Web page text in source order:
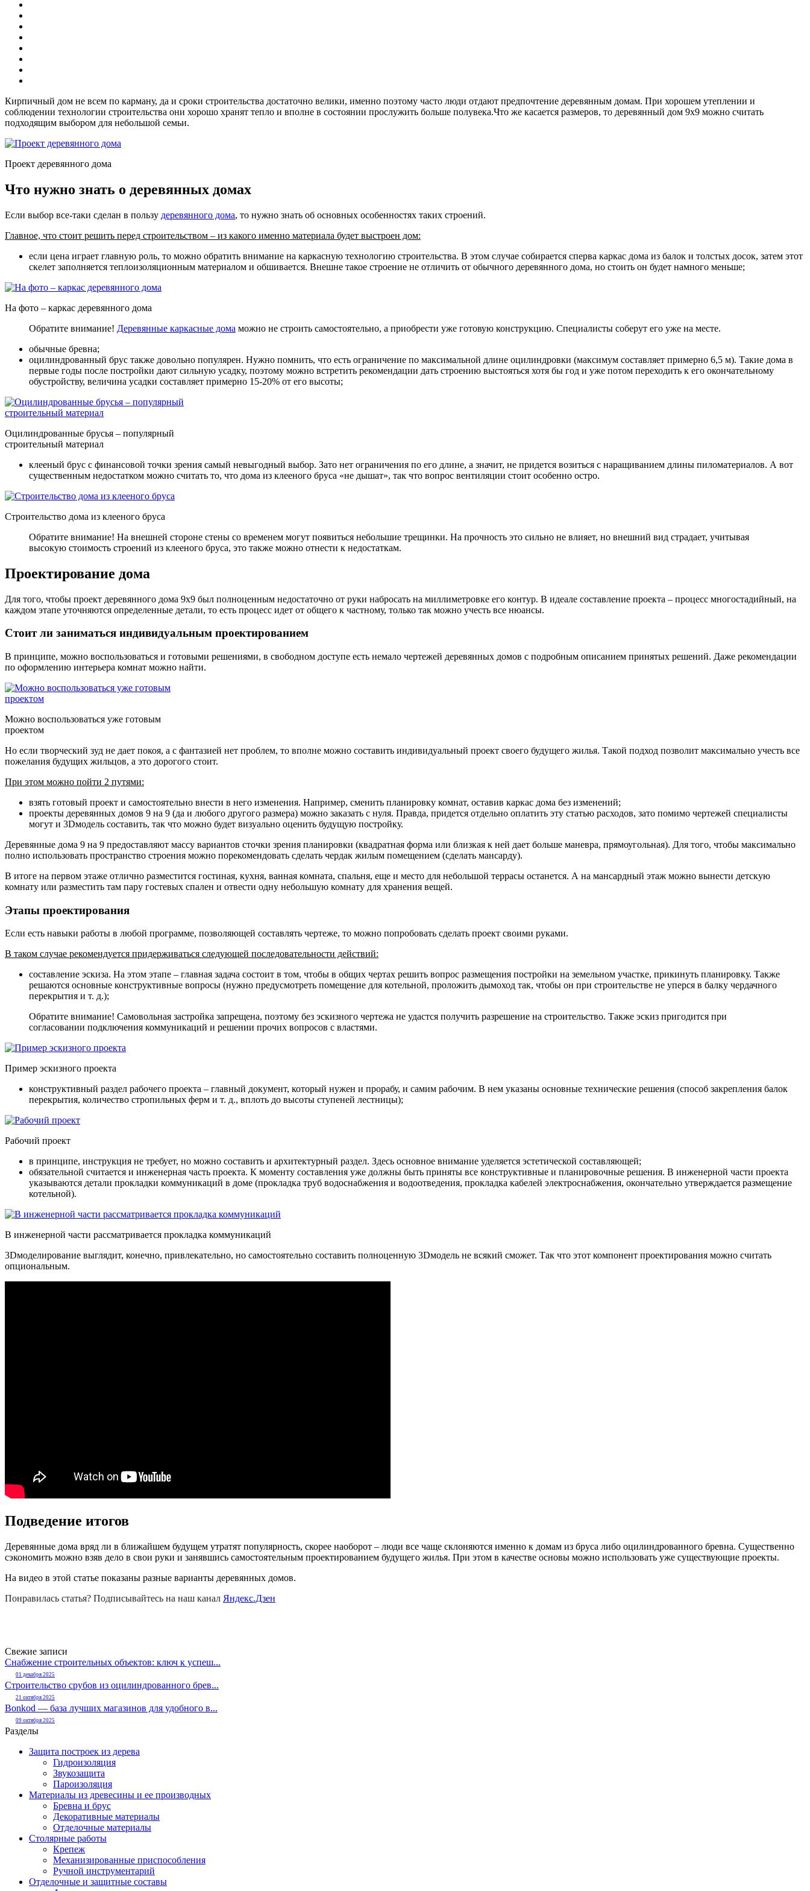
Кирпичный дом не всем по карману, да и сроки строительства достаточно велики, именно поэтому часто люди отдают предпочтение деревянным домам. При хорошем утеплении и
соблюдении технологии строительства они хорошо хранят тепло и вполне в состоянии прослужить больше полувека.Что же касается размеров, то деревянный дом 9х9 можно считать
подходящим выбором для небольшой семьи.
Проект деревянного дома
Что нужно знать о деревянных домах
Если выбор все-таки сделан в пользу деревянного дома, то нужно знать об основных особенностях таких строений.
Главное, что стоит решить перед строительством – из какого именно материала будет выстроен дом:
если цена играет главную роль, то можно обратить внимание на каркасную технологию строительства. В этом случае собирается сперва каркас дома из балок и толстых досок, затем этот
скелет заполняется теплоизоляционным материалом и обшивается. Внешне такое строение не отличить от обычного деревянного дома, но стоить он будет намного меньше;
На фото – каркас деревянного дома
Обратите внимание! Деревянные каркасные дома можно не строить самостоятельно, а приобрести уже готовую конструкцию. Специалисты соберут его уже на месте.
обычные бревна;
оцилиндрованный брус также довольно популярен. Нужно помнить, что есть ограничение по максимальной длине оцилиндровки (максимум составляет примерно 6,5 м). Такие дома в
первые годы после постройки дают сильную усадку, поэтому можно встретить рекомендации дать строению выстояться хотя бы год и уже потом переходить к его окончательному
обустройству, величина усадки составляет примерно 15-20% от его высоты;
Оцилиндрованные брусья – популярный
строительный материал
клееный брус с финансовой точки зрения самый невыгодный выбор. Зато нет ограничения по его длине, а значит, не придется возиться с наращиванием длины пиломатериалов. А вот
существенным недостатком можно считать то, что дома из клееного бруса «не дышат», так что вопрос вентиляции стоит особенно остро.
Строительство дома из клееного бруса
Обратите внимание! На внешней стороне стены со временем могут появиться небольшие трещинки. На прочность это сильно не влияет, но внешний вид страдает, учитывая
высокую стоимость строений из клееного бруса, это также можно отнести к недостаткам.
Проектирование дома
Для того, чтобы проект деревянного дома 9х9 был полноценным недостаточно от руки набросать на миллиметровке его контур. В идеале составление проекта – процесс многостадийный, на
каждом этапе уточняются определенные детали, то есть процесс идет от общего к частному, только так можно учесть все нюансы.
Стоит ли заниматься индивидуальным проектированием
В принципе, можно воспользоваться и готовыми решениями, в свободном доступе есть немало чертежей деревянных домов с подробным описанием принятых решений. Даже рекомендации
по оформлению интерьера комнат можно найти.
Можно воспользоваться уже готовым
проектом
Но если творческий зуд не дает покоя, а с фантазией нет проблем, то вполне можно составить индивидуальный проект своего будущего жилья. Такой подход позволит максимально учесть все
пожелания будущих жильцов, а это дорогого стоит.
При этом можно пойти 2 путями:
взять готовый проект и самостоятельно внести в него изменения. Например, сменить планировку комнат, оставив каркас дома без изменений;
проекты деревянных домов 9 на 9 (да и любого другого размера) можно заказать с нуля. Правда, придется отдельно оплатить эту статью расходов, зато помимо чертежей специалисты
могут и 3Dмодель составить, так что можно будет визуально оценить будущую постройку.
Деревянные дома 9 на 9 предоставляют массу вариантов сточки зрения планировки (квадратная форма или близкая к ней дает больше маневра, прямоугольная). Для того, чтобы максимально
полно использовать пространство строения можно порекомендовать сделать чердак жилым помещением (сделать мансарду).
В итоге на первом этаже отлично разместится гостиная, кухня, ванная комната, спальня, еще и место для небольшой террасы останется. А на мансардный этаж можно вынести детскую
комнату или разместить там пару гостевых спален и отвести одну небольшую комнату для хранения вещей.
Этапы проектирования
Если есть навыки работы в любой программе, позволяющей составлять чертеже, то можно попробовать сделать проект своими руками.
В таком случае рекомендуется придерживаться следующей последовательности действий:
составление эскиза. На этом этапе – главная задача состоит в том, чтобы в общих чертах решить вопрос размещения постройки на земельном участке, прикинуть планировку. Также
решаются основные конструктивные вопросы (нужно предусмотреть помещение для котельной, проложить дымоход так, чтобы он при строительстве не уперся в балку чердачного
перекрытия и т. д.);
Обратите внимание! Самовольная застройка запрещена, поэтому без эскизного чертежа не удастся получить разрешение на строительство. Также эскиз пригодится при
согласовании подключения коммуникаций и решении прочих вопросов с властями.
Пример эскизного проекта
конструктивный раздел рабочего проекта – главный документ, который нужен и прорабу, и самим рабочим. В нем указаны основные технические решения (способ закрепления балок
перекрытия, количество стропильных ферм и т. д., вплоть до высоты ступеней лестницы);
Рабочий проект
в принципе, инструкция не требует, но можно составить и архитектурный раздел. Здесь основное внимание уделяется эстетической составляющей;
обязательной считается и инженерная часть проекта. К моменту составления уже должны быть приняты все конструктивные и планировочные решения. В инженерной части проекта
указываются детали прокладки коммуникаций в доме (прокладка труб водоснабжения и водоотведения, прокладка кабелей электроснабжения, окончательно утверждается размещение
котельной).
В инженерной части рассматривается прокладка коммуникаций
3Dмоделирование выглядит, конечно, привлекательно, но самостоятельно составить полноценную 3Dмодель не всякий сможет. Так что этот компонент проектирования можно считать
опциональным.
Подведение итогов
Деревянные дома вряд ли в ближайшем будущем утратят популярность, скорее наоборот – люди все чаще склоняются именно к домам из бруса либо оцилиндрованного бревна. Существенно
сэкономить можно взяв дело в свои руки и занявшись самостоятельным проектированием будущего жилья. При этом в качестве основы можно использовать уже существующие проекты.
На видео в этой статье показаны разные варианты деревянных домов.
Понравилась статья? Подписывайтесь на наш канал Яндекс.Дзен
Свежие записи
Снабжение строительных объектов: ключ к успеш...
01 декабря 2025
Строительство срубов из оцилиндрованного брев...
21 октября 2025
Bonkod — база лучших магазинов для удобного в...
09 октября 2025
Разделы
Защита построек из дерева
Гидроизоляция
Звукозащита
Пароизоляция
Материалы из древесины и ее производных
Бревна и брус
Декоративные материалы
Отделочные материалы
Столярные работы
Крепеж
Механизированные приспособления
Ручной инструментарий
Отделочные и защитные составы